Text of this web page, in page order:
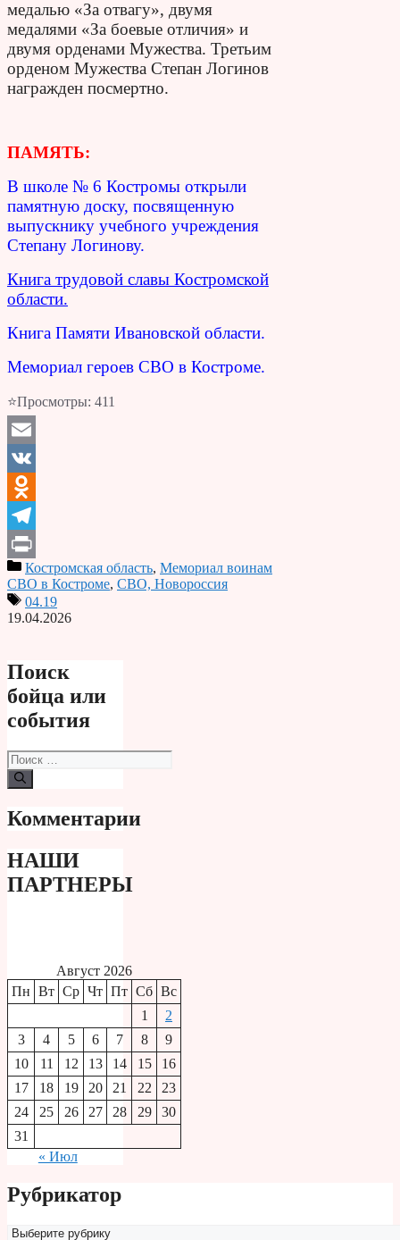
медалью «За отвагу», двумя
медалями «За боевые отличия» и
двумя орденами Мужества. Третьим
орденом Мужества Степан Логинов
награжден посмертно.
ПАМЯТЬ:
В школе № 6 Костромы открыли
памятную доску, посвященную
выпускнику учебного учреждения
Степану Логинову.
Книга трудовой славы Костромской
области.
Книга Памяти Ивановской области.
Мемориал героев СВО в Костроме.
⭐Просмотры: 411
Email
VK
Odnoklassniki
Telegram
PrintКостромская область, Мемориал воинам
СВО в Костроме, СВО, Новороссия
04.19
19.04.2026
Поиск
бойца или
события
Поиск:
Комментарии
НАШИ
ПАРТНЕРЫ
Август 2026
Пн Вт Ср Чт Пт Сб Вс
1
2
3
4 5 6 7 8
9
10
11 12 13 14 15
16
17
18 19 20 21 22
23
24
25 26 27 28 29
30
31
« Июл
Рубрикатор
Рубрикатор